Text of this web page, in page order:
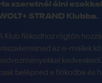
szeretnél élni
STRAND Klubba.
Klub fiókodhoz rögtön
az e-mailek
belépned a fiókodba és